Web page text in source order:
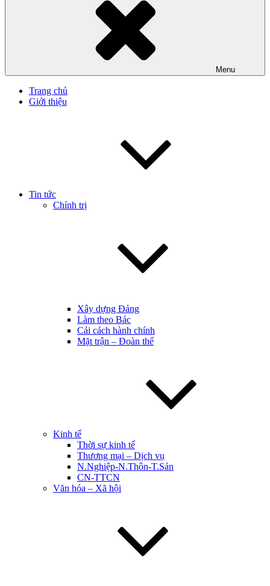
Menu
Trang chủ
Giới thiệu
Tin tức
Chính trị
Xây dựng Đảng
Làm theo Bác
Cải cách hành chính
Mặt trận – Đoàn thể
Kinh tế
Thời sự kinh tế
Thương mại – Dịch vụ
N.Nghiệp-N.Thôn-T.Sản
CN-TTCN
Văn hóa – Xã hội